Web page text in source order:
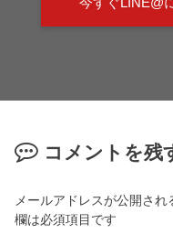
今すぐLINE@
コメントを残
メールアドレスが公開され
欄は必須項目です